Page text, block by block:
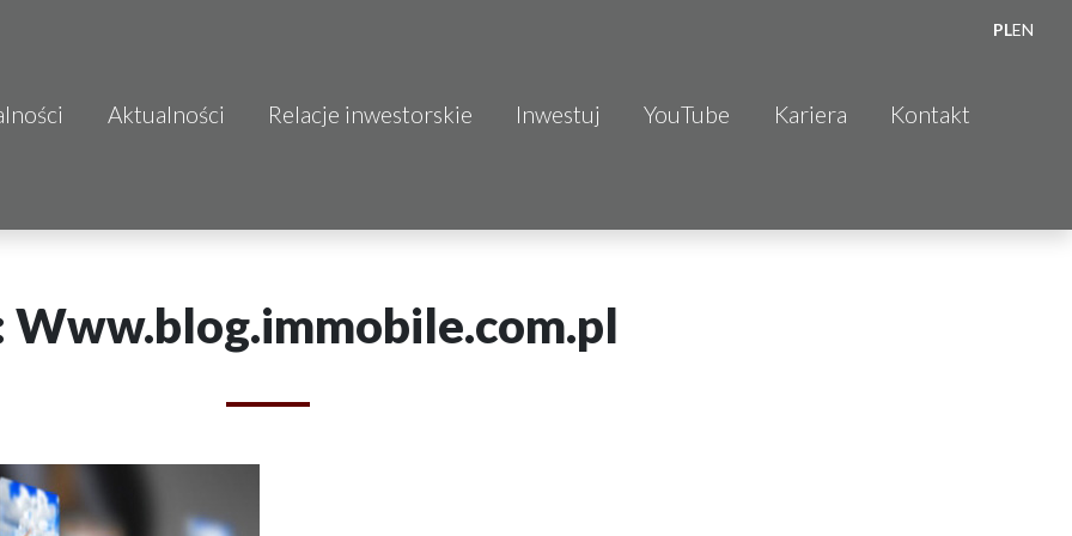
Aktualności Relacje inwestorskie Inwestuj YouTube Kariera Kontakt
PLEN
Www.blog.immobile.com.pl